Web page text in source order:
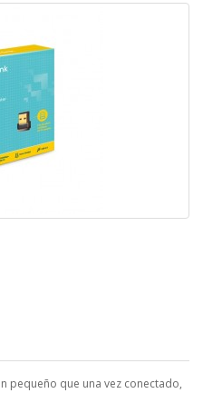
pequeño que una vez conectado,